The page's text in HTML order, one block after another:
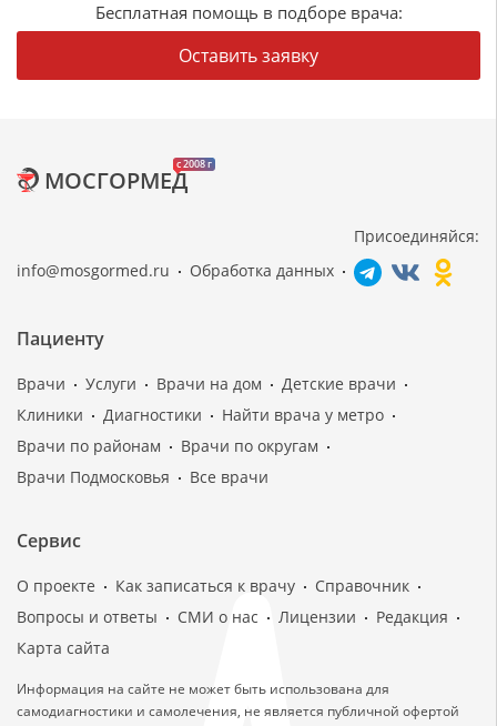
Бесплатная помощь в подборе врача:
Оставить заявку
c 2008 г
МОСГОРМЕД
info@mosgormed.ru Обработка данных
Присоединяйся:
Пациенту
Врачи Услуги Врачи на дом
Детские врачи
Клиники
Диагностики
Найти врача у метро
Врачи по районам
Врачи по округам
Врачи Подмосковья
Все врачи
Сервис
О проекте Как записаться к врачу
Справочник
Вопросы и ответы
СМИ о нас Лицензии
Редакция
Карта сайта
Информация на сайте не может быть использована для
самодиагностики и самолечения, не является публичной офертой